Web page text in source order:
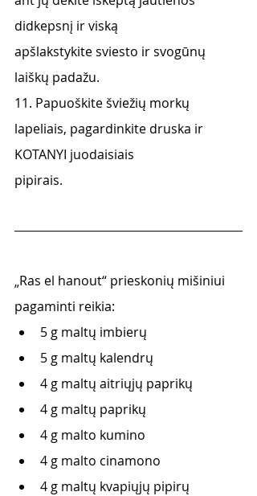
didkepsnį ir viską
apšlakstykite sviesto ir svogūnų
laiškų padažu.
11. Papuoškite šviežių morkų
lapeliais, pagardinkite druska ir
KOTANYI juodaisiais
pipirais.
„Ras el hanout“ prieskonių mišiniui
pagaminti reikia:
5 g maltų imbierų
5 g maltų kalendrų
4 g maltų aitriųjų paprikų
4 g maltų paprikų
4 g malto kumino
4 g malto cinamono
4 g maltų kvapiųjų pipirų